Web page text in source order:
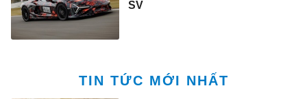
SV
TIN TỨC MỚI NHẤT